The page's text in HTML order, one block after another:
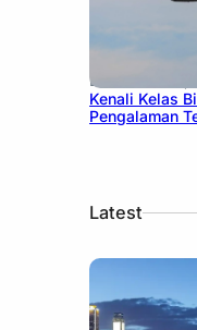
December 27,
Kenali Kelas
Pengalaman
Latest